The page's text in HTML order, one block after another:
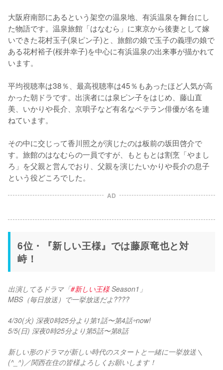
大阪府南部にあるという架空の温泉地、有浜温泉を舞台にし
た物語です。温泉旅館「はなむら」に東京から後妻として嫁
いできた花村玉子(泉ピン子)と、旅館の娘で玉子の義理の娘で
ある花村裕子(桜井幸子)を中心に有浜温泉の出来事が描かれて
います。
平均視聴率は38％、最高視聴率は45％もあったほど人気が高
かった朝ドラです。出演者には泉ピン子をはじめ、藤山直
美、いかりや長介、京唄子など有名なベテラン俳優が名を連
ねています。
その中に交じって香川照之が演じたのは板前の坂田啓介で
す。旅館のはなむらの一員ですが、もともとは割烹「やまし
ろ」を父親と営んでおり、父親を演じたいかりや長介の息子
という役どころでした。
AD
6位・『新しい王様』では藤原竜也と対
峙！
出演してるドラマ「#新しい王様 Season1」
MBS（毎日放送）で一挙放送だよ????
4/30(火) 深夜0時25分より第1話〜第4話⇦now!
5/5(日) 深夜0時25分より第5話〜第8話
新しい形のドラマが新しい時代のスタートと一緒に一挙放送＼
(^_^)／関西在住の皆様よろしくお願いします！